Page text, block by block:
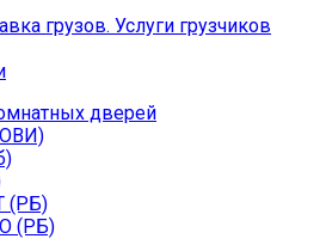
грузов. Услуги грузчиков
дверей
(РБ)
(РБ)